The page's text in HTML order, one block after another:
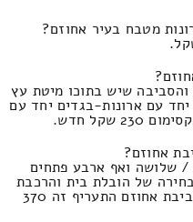
מטבח בעיר אחוזם?
שיש בתוכו מיטת עץ
יחד עם ארונות-בגדים יחד עם
אחוזם?
העלות להובלת ארון בעיר אחוזם 2 / שלושה ואף ארבע פתחים
של הובלת בית והרכבת
כוננית / שידה עשויה עץ הזזה בסביבת אחוזם התעריף זה 370